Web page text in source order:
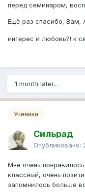
перед семинаром,
Ещё раз спасибо, Вам,
интерес и любовь?! к
1 month later...
Ученики
Сильрад
Опубликовано:
Мне очень
классный, очень
запомнилось больше